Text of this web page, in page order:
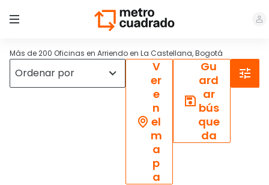
Más de 200 Oficinas en Arriendo en La Castellana, Bogotá
V
er
e
n
el
m
a
p
a
Gu
ard
ar
bús
que
da